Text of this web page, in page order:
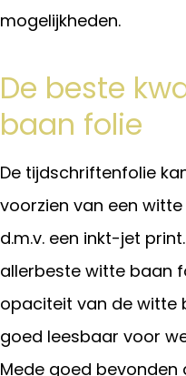
mogelijkheden.
De beste
baan folie
De tijdschriftenfolie
voorzien van een
d.m.v. een inkt-jet
allerbeste witte baan
opaciteit van de witte
goed leesbaar voor
Mede goed bevonden